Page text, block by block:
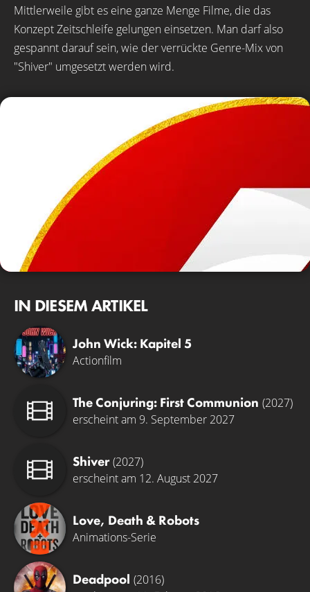
Mittlerweile gibt es eine ganze Menge Filme, die das
Konzept Zeitschleife gelungen einsetzen. Man darf also
gespannt darauf sein, wie der verrückte Genre-Mix von
"Shiver" umgesetzt werden wird.
IN DIESEM ARTIKEL
John Wick: Kapitel 5
Actionfilm
The Conjuring: First Communion (2027)
erscheint am 9. September 2027
Shiver (2027)
erscheint am 12. August 2027
Love, Death & Robots
Animations-Serie
Deadpool (2016)